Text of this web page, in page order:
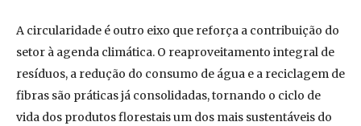
A circularidade é outro eixo que reforça a contribuição do
setor à agenda climática. O reaproveitamento integral de
resíduos, a redução do consumo de água e a reciclagem de
fibras são práticas já consolidadas, tornando o ciclo de
vida dos produtos florestais um dos mais sustentáveis do